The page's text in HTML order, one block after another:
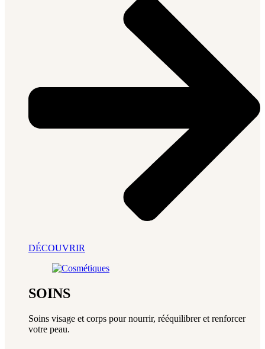
DÉCOUVRIR
SOINS
Soins visage et corps pour nourrir, rééquilibrer et renforcer
votre peau.